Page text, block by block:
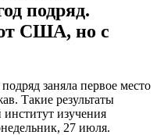
подряд.
США, но с
заняла первое место
Такие результаты
изучения
27 июля.